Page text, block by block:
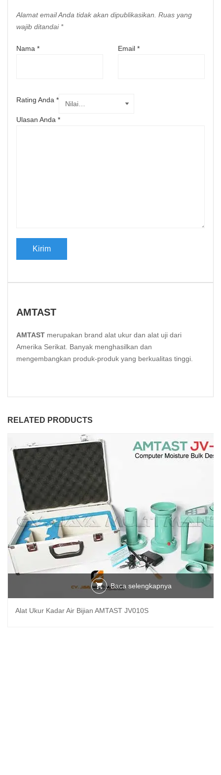
Alamat email Anda tidak akan dipublikasikan. Ruas yang
wajib ditandai *
Nama * Email *
Rating Anda *
Ulasan Anda *
AMTAST
AMTAST merupakan brand alat ukur dan alat uji dari
Amerika Serikat. Banyak menghasilkan dan
mengembangkan produk-produk yang berkualitas tinggi.
RELATED PRODUCTS
Baca selengkapnya
Alat Ukur Kadar Air Bijian AMTAST JV010S